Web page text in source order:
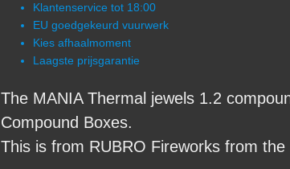
Klantenservice tot 18:00
EU goedgekeurd vuurwerk
Kies afhaalmoment
Laagste prijsgarantie
The MANIA Thermal jewels 1.2
Compound Boxes.
This is from RUBRO Fireworks from